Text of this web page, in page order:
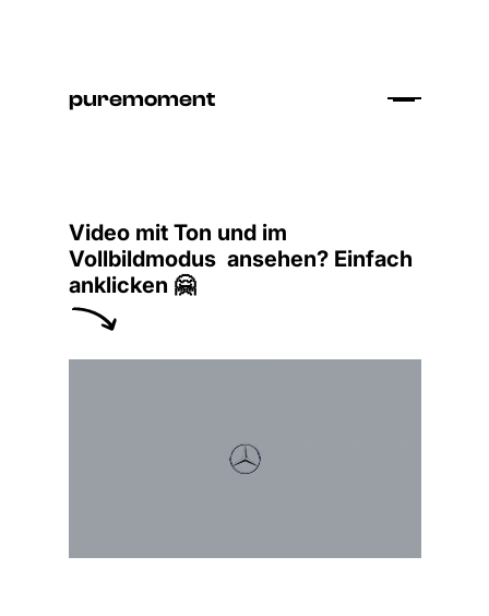
puremoment
Video mit Ton und im
Vollbildmodus ansehen? Einfach
anklicken 🤗